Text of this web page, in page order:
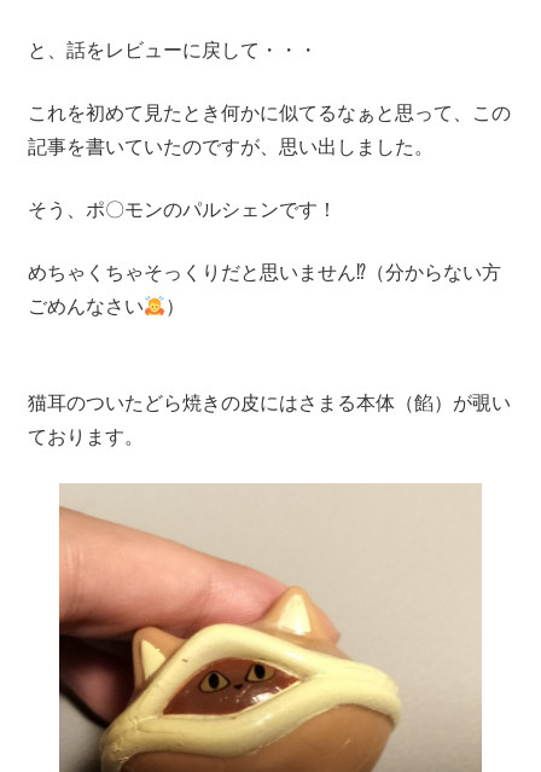
と、話をレビューに戻して・・・
これを初めて見たとき何かに似てるなぁと思って、この
記事を書いていたのですが、思い出しました。
そう、ポ〇モンのパルシェンです！
めちゃくちゃそっくりだと思いません⁉（分からない方
ごめんなさい
）
猫耳のついたどら焼きの皮にはさまる本体（餡）が覗い
ております。